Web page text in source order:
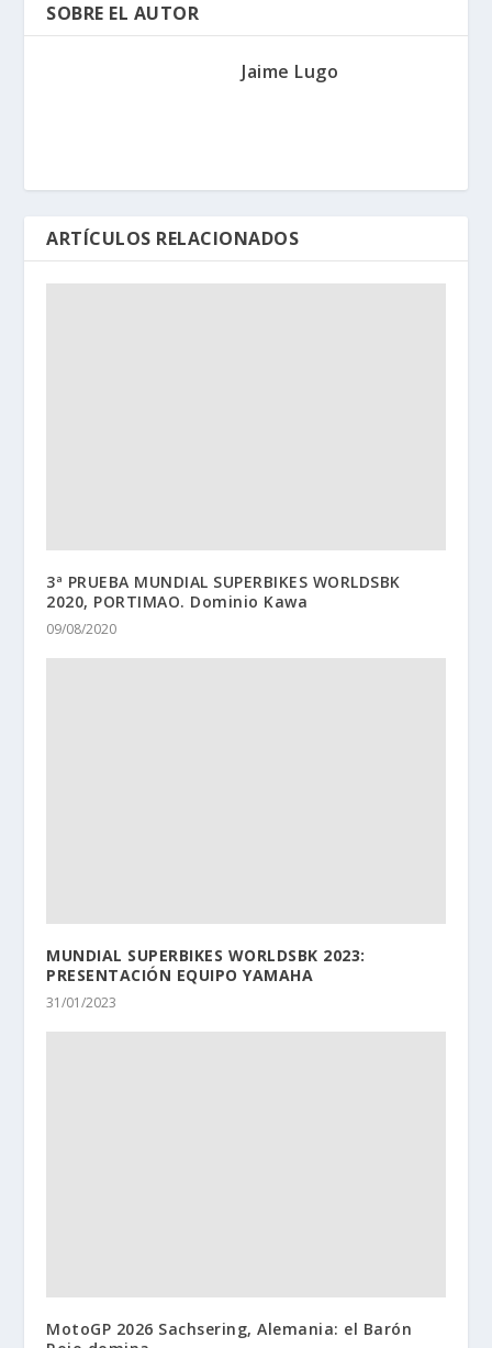
SOBRE EL AUTOR
Jaime Lugo
ARTÍCULOS RELACIONADOS
3ª PRUEBA MUNDIAL SUPERBIKES WORLDSBK
2020, PORTIMAO. Dominio Kawa
09/08/2020
MUNDIAL SUPERBIKES WORLDSBK 2023:
PRESENTACIÓN EQUIPO YAMAHA
31/01/2023
MotoGP 2026 Sachsering, Alemania: el Barón